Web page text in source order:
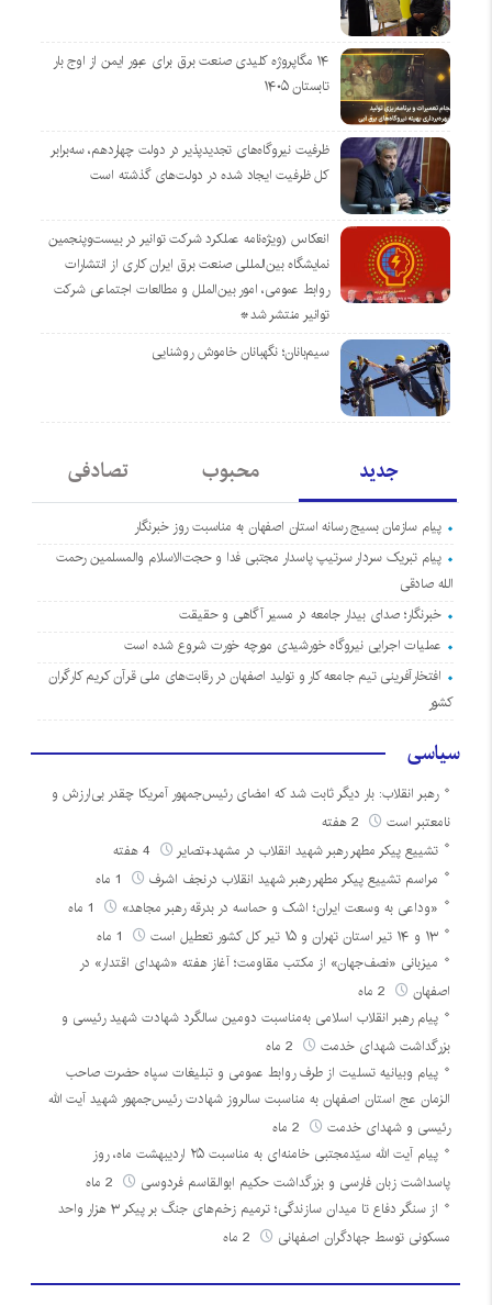
۱۴ مگاپروژه‌ کلیدی صنعت برق برای عبور ایمن از اوج بار
تابستان ۱۴۰۵
ظرفیت نیروگاه‌های تجدیدپذیر در دولت چهاردهم، سه‌برابر
کل ظرفیت ایجاد شده در دولت‌های گذشته است
انعکاس (ویژه‌نامه عملکرد شرکت توانیر در بیست‌وپنجمین
نمایشگاه بین‌المللی صنعت برق ایران کاری از انتشارات
روابط عمومی، امور بین‌الملل و مطالعات اجتماعی شرکت
توانیر منتشر شد*
سیم‌بانان؛ نگهبانان خاموش روشنایی
جدید محبوب تصادفی
پیام سازمان بسیج رسانه استان اصفهان به مناسبت روز خبرنگار
پیام تبریک سردار سرتیپ پاسدار مجتبی فدا و حجت‌الاسلام والمسلمین رحمت
الله صادقی
خبرنگار؛ صدای بیدار جامعه در مسیر آگاهی و حقیقت
عملیات اجرایی نیروگاه خورشیدی مورچه خورت شروع شده است
افتخارآفرینی تیم جامعه کار و تولید اصفهان در رقابت‌های ملی قرآن کریم کارگران
کشور
سیاسی
رهبر انقلاب: بار دیگر ثابت شد که امضای رئیس‌جمهور آمریکا چقدر بی‌ارزش و
نامعتبر است
تشییع پیکر مطهر رهبر شهید انقلاب در مشهد+تصایر
مراسم تشییع پیکر مطهر رهبر شهید انقلاب درنجف اشرف
«وداعی به وسعت ایران؛ اشک و حماسه در بدرقه رهبر مجاهد»
۱۳ و ۱۴ تیر استان تهران و ۱۵ تیر کل کشور تعطیل است
میزبانی «نصف‌جهان» از مکتب مقاومت؛ آغاز هفته «شهدای اقتدار» در
اصفهان
پیام رهبر انقلاب اسلامی به‌مناسبت دومین سالگرد شهادت شهید رئیسی و
بزرگداشت شهدای خدمت
پیام وبیانیه تسلیت از طرف روابط عمومی و تبلیغات سپاه حضرت صاحب
الزمان عج استان اصفهان به مناسبت سالروز شهادت رئیس‌جمهور شهید آیت الله
رئیسی و شهدای خدمت
پیام آیت الله سیّدمجتبی خامنه‌ای به مناسبت ۲۵ اردیبهشت ماه، روز
پاسداشت زبان فارسی و بزرگداشت حکیم ابوالقاسم فردوسی
از سنگر دفاع تا میدان سازندگی؛ ترمیم زخم‌های جنگ بر پیکر ۳ هزار واحد
مسکونی توسط جهادگران اصفهانی